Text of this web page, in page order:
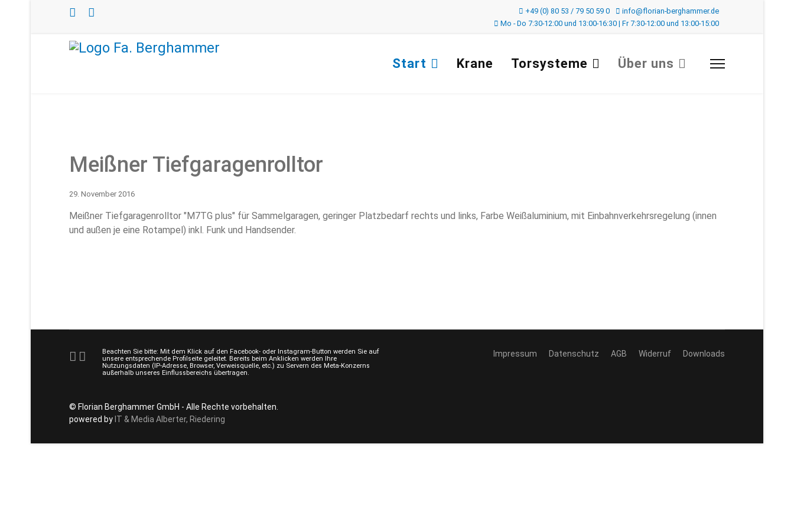
+49 (0) 80 53 / 79 50 59 0
info@florian-berghammer.de
Mo - Do 7:30-12:00 und 13:00-16:30 | Fr 7:30-12:00 und 13:00-15:00
Start Krane Torsysteme Über uns
Meißner Tiefgaragenrolltor
29. November 2016
Meißner Tiefgaragenrolltor "M7TG plus" für Sammelgaragen, geringer Platzbedarf rechts und links, Farbe Weißaluminium, mit Einbahnverkehrsregelung (innen
und außen je eine Rotampel) inkl. Funk und Handsender.
Beachten Sie bitte: Mit dem Klick auf den Facebook- oder Instagram-Button werden Sie auf
unsere entsprechende Profilseite geleitet. Bereits beim Anklicken werden Ihre
Nutzungsdaten (IP-Adresse, Browser, Verweisquelle, etc.) zu Servern des Meta-Konzerns
außerhalb unseres Einflussbereichs übertragen.
© Florian Berghammer GmbH - Alle Rechte vorbehalten.
powered by IT & Media Alberter, Riedering
Impressum Datenschutz AGB Widerruf Downloads